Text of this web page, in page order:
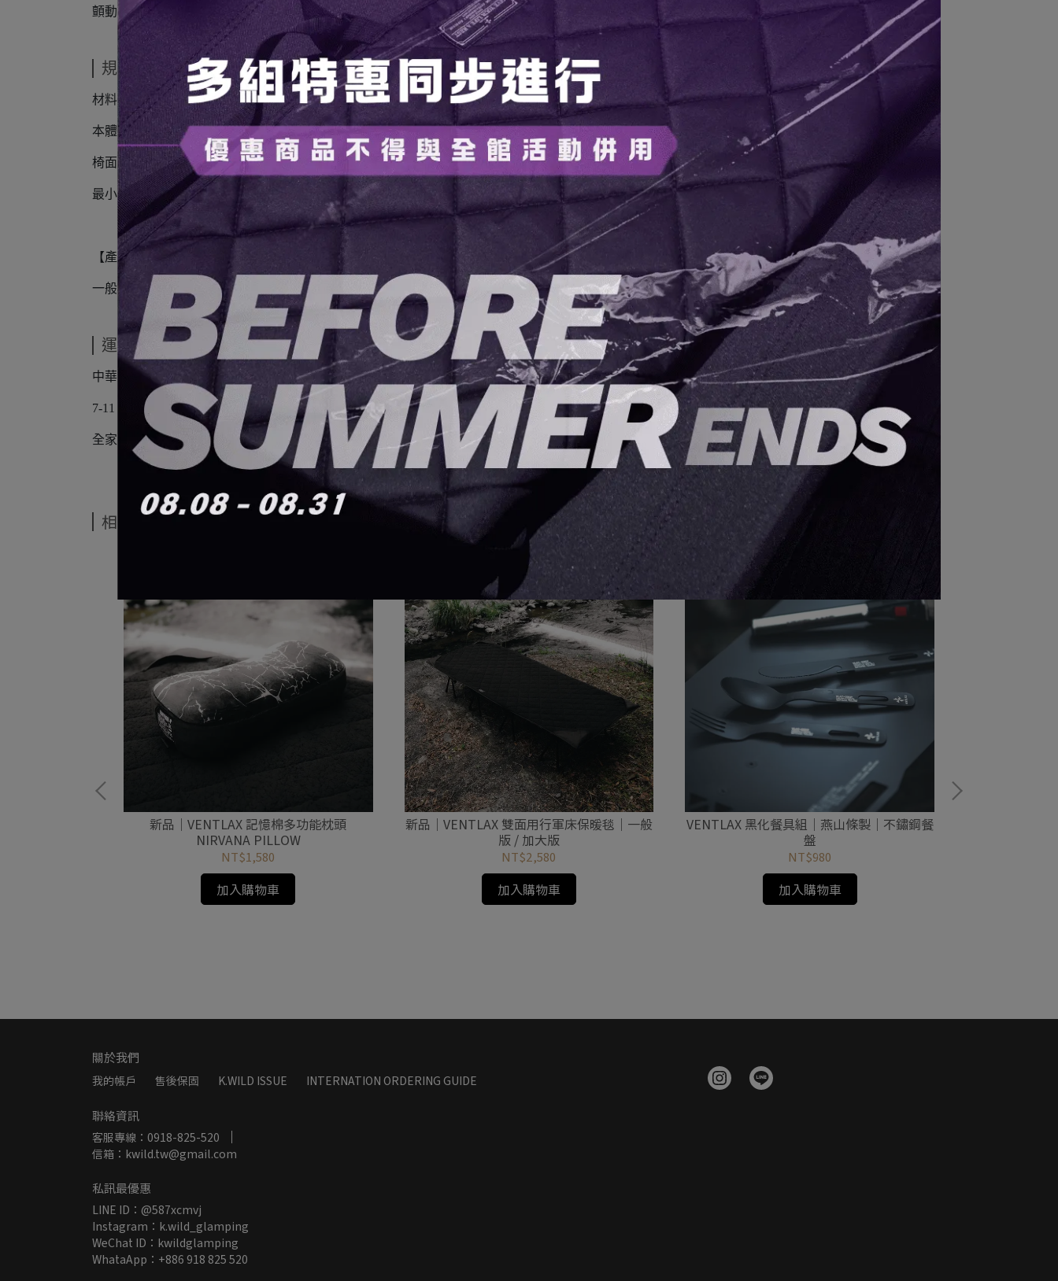
顫動，並提高穩定性和耐用性。這些細微的差別也是VENTLAX對品質和技術的承諾。
規格說明
材料：300D混合聚棉紡織物、A7075鋁合金
本體尺寸：（約）W 60cm（最大）× D 60cm × H 48cm（地面風格）/61cm（低風格）
椅面高度：11cm（地面模式）/23.5cm（一般模式）；
最小收納尺寸：（約）W37×D17×H17cm；重量（含附件）：（約）1kg；靜態耐重量：120kg
【產品重量】
一般模式：約1.0kg；地面模式：約0.9kg
運送方式
中華郵政
7-11 貨到付款/貨到不付款
全家貨到付款/貨到不付款
相關商品
新品｜VENTLAX 記憶棉多功能枕頭
NIRVANA PILLOW
NT$1,580
加入購物車
新品｜VENTLAX 雙面用行軍床保暖毯｜一般
版 / 加大版
NT$2,580
加入購物車
VENTLAX 黑化餐具組｜燕山條製｜不鏽鋼餐
盤
NT$980
加入購物車
關於我們
我的帳戶 售後保固 K.WILD ISSUE INTERNATION ORDERING GUIDE
聯絡資訊
客服專線：0918-825-520
信箱：kwild.tw@gmail.com
私訊最優惠
LINE ID：@587xcmvj
Instagram：k.wild_glamping
WeChat ID：kwildglamping
WhataApp：+886 918 825 520